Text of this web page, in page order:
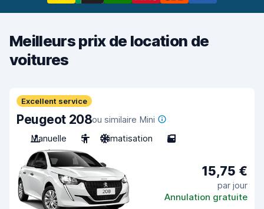
Meilleurs prix de location de
voitures
Excellent service
Peugeot 208ou similaire Mini
Manuelle
5 Climatisation 5
15,75 €
par jour
Annulation gratuite